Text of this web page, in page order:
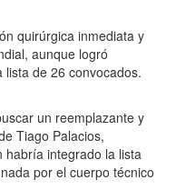
quirúrgica inmediata y
aunque logró
de 26 convocados.
un reemplazante y
Tiago Palacios,
habría integrado la lista
por el cuerpo técnico